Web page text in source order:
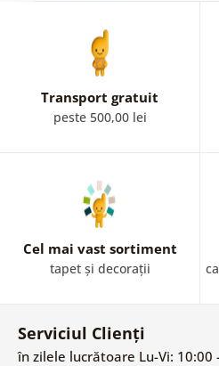
Transport gratuit
peste 500,00 lei
Cel mai vast sortiment
tapet și decorații
Serviciul Clienți
în zilele lucrătoare Lu-Vi: 10:00